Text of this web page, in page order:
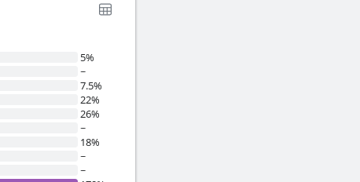
5%
~
7.5%
22%
26%
~
18%
~
~